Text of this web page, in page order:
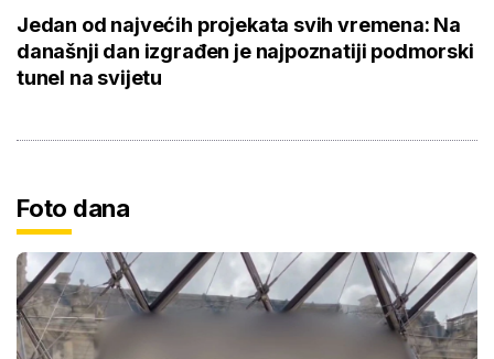
Jedan od najvećih projekata svih vremena: Na
današnji dan izgrađen je najpoznatiji podmorski
tunel na svijetu
Foto dana